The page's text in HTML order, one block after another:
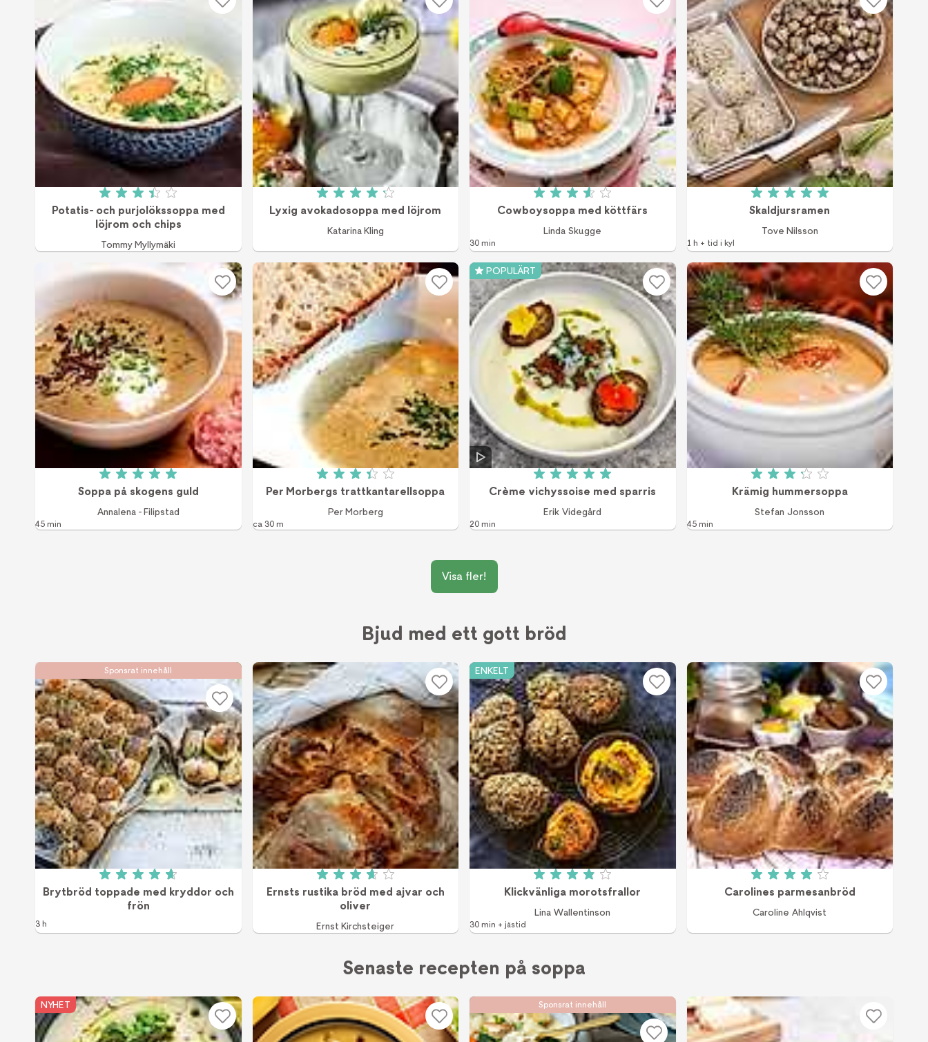
Betyg: 3.4 av 5 (196 röster)
Potatis- och purjolökssoppa med
löjrom och chips
Tommy Myllymäki
Betyg: 4.2 av 5 (12 röster)
Lyxig avokadosoppa med löjrom
Katarina Kling
Betyg: 3.6 av 5 (908 röster)
Cowboysoppa med köttfärs
Linda Skugge
30 min
Betyg: 5 av 5 (1 röster)
Skaldjursramen
Tove Nilsson
1 h + tid i kyl
Betyg: 5 av 5 (1 röster)
Soppa på skogens guld
Annalena - Filipstad
45 min
Betyg: 3.4 av 5 (542 röster)
Per Morbergs trattkantarellsoppa
Per Morberg
ca 30 m
POPULÄRT
Betyg: 5 av 5 (10 röster)
Crème vichyssoise med sparris
Erik Videgård
20 min
Betyg: 3.2 av 5 (72 röster)
Krämig hummersoppa
Stefan Jonsson
45 min
Visa fler!
Bjud med ett gott bröd
Sponsrat innehåll
Betyg: 4.7 av 5 (9 röster)
Brytbröd toppade med kryddor och
frön
3 h
Betyg: 3.7 av 5 (60 röster)
Ernsts rustika bröd med ajvar och
oliver
Ernst Kirchsteiger
ENKELT
Betyg: 3.9 av 5 (15 röster)
Klickvänliga morotsfrallor
Lina Wallentinson
30 min + jästid
Betyg: 4 av 5 (3 röster)
Carolines parmesanbröd
Caroline Ahlqvist
Senaste recepten på soppa
NYHET Sponsrat innehåll